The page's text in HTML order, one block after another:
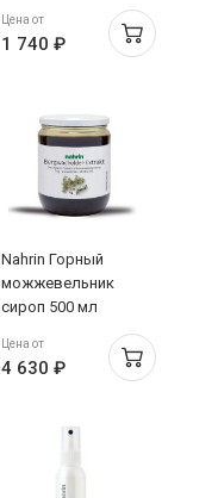
Цена от
1 740 ₽
Nahrin Горный
можжевельник
сироп 500 мл
Цена от
4 630 ₽